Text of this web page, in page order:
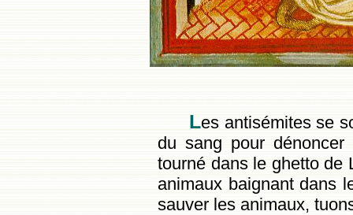
Les antisémites se
du sang pour
tourné dans le ghetto de
animaux baignant dans
sauver les animaux,